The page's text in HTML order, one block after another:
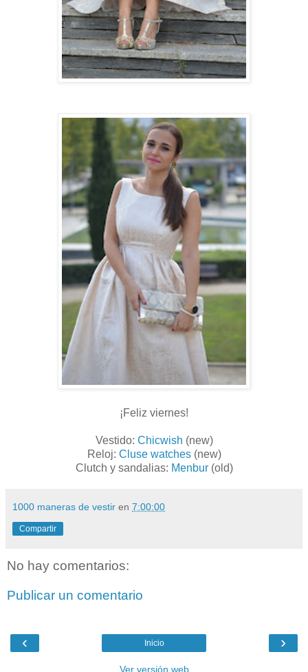
¡Feliz viernes!
Vestido: Chicwish (new)
Reloj: Cluse watches(new)
Clutch y sandalias: Menbur(old)
1000 maneras de vestir en 7:00:00
Compartir
No hay comentarios:
Publicar un comentario
‹ ›
Inicio
Ver versión web